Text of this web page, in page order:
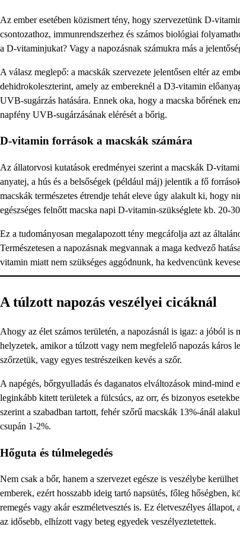
Az ember esetében közismert tény, hogy szervezetünk D-
csontozathoz, immunrendszerhez és számos biológiai
a D-vitaminjukat? Vagy a napozásnak számukra más a
A válasz meglepő: a macskák szervezete jelentősen eltér az
dehidrokoleszterint, amely az embereknél a D3-vitamin
UVB-sugárzás hatására. Ennek oka, hogy a macska bőrének
napfény UVB-sugárzásának elérését a bőrig.
D-vitamin források a macskák számára
Az állatorvosi kutatások eredményei szerint a macskák D-
anyatej, a hús és a belsőségek (például máj) jelentik a fő
macskák természetes étrendje tehát eleve úgy alakult ki, hogy
egészséges felnőtt macska napi D-vitamin-szükséglete kb.
Ez a tudományosan megalapozott tény megcáfolja azt az
Természetesen a napozásnak megvannak a maga kedvező
vitamin miatt nem szükséges aggódnunk, ha kedvencünk
A túlzott napozás veszélyei cicáknál
Ahogy az élet számos területén, a napozásnál is igaz: a jóból is
helyzetek, amikor a túlzott vagy nem megfelelő napozás káros
szőrzetük, vagy egyes testrészeiken kevés a szőr.
A napégés, bőrgyulladás és daganatos elváltozások mind-
leginkább kitett területek a fülcsúcs, az orr, és bizonyos
szerint a szabadban tartott, fehér szőrű macskák 13%-ánál
csupán 1-2%.
Hőguta és túlmelegedés
Nem csak a bőr, hanem a szervezet egésze is veszélybe
emberek, ezért hosszabb ideig tartó napsütés, főleg hőségben,
remegés vagy akár eszméletvesztés is. Ez életveszélyes
az idősebb, elhízott vagy beteg egyedek veszélyeztetettek.